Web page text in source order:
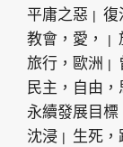
平庸之惡
復
教會，愛，
旅行，歐洲
民主，自由，
永續發展目標
沈浸
生死，